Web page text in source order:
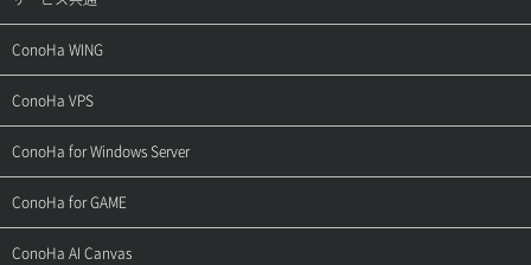
サポートトップ
ご契約・お支払い
用語集
お問い合わせ
ConoHa WING
サポートトップ
ご利用ガイド
お乗り換えガイド
ConoHa VPS
サポートトップ
ご利用ガイド
ConoHa for Windows Server
サポートトップ
ご利用ガイド
ConoHa for GAME
サポートトップ
ConoHa AI Canvas